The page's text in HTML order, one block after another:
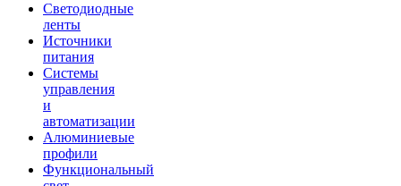
Светодиодные
ленты
Источники
питания
Системы
управления
и
автоматизации
Алюминиевые
профили
Функциональный